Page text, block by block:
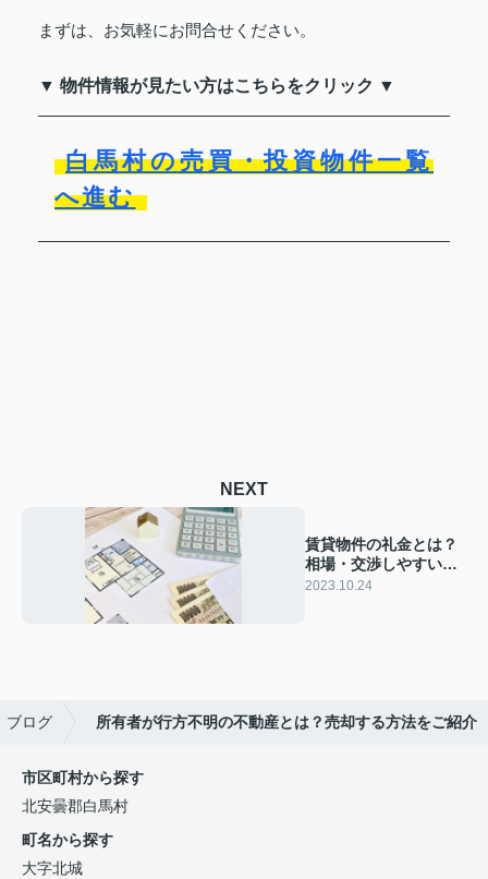
まずは、お気軽にお問合せください。
▼ 物件情報が見たい方はこちらをクリック ▼
白馬村の売買・投資物件一覧
へ進む
NEXT
賃貸物件の礼金とは？
相場・交渉しやすい物
件をご紹介！
2023.10.24
ブログ 所有者が行方不明の不動産とは？売却する方法をご紹介
市区町村から探す
北安曇郡白馬村
町名から探す
大字北城